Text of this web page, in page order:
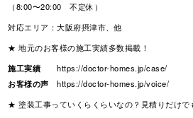
（8:00〜20:00 不定休）
対応エリア：大阪府摂津市、他
★ 地元のお客様の施工実績多数掲載！
施工実績
https://doctor-homes.jp/case/
お客様の声
https://doctor-homes.jp/voice/
★ 塗装工事っていくらくらいなの？見積りだけで